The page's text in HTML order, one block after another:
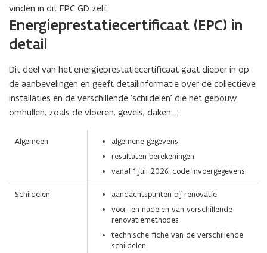
vinden in dit EPC GD zelf.
Energieprestatiecertificaat (EPC) in
detail
Dit deel van het energieprestatiecertificaat gaat dieper in op
de aanbevelingen en geeft detailinformatie over de collectieve
installaties en de verschillende ‘schildelen’ die het gebouw
omhullen, zoals de vloeren, gevels, daken...:
Algemeen
algemene gegevens
resultaten berekeningen
vanaf 1 juli 2026: code invoergegevens
Schildelen
aandachtspunten bij renovatie
voor- en nadelen van verschillende
renovatiemethodes
technische fiche van de verschillende
schildelen